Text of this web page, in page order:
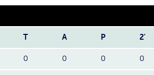
T A P 2'
0 0 0 0